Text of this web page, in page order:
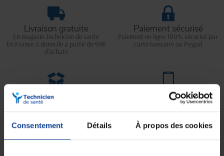
Consentement Détails À propos des cookies
Livraison gratuite
En magasin Technicien de santé
En France à domicile à partir de 99€
d'achats
Paiement sécurisé
Paiement en ligne 100% sécurisé par
carte bancaire ou Paypal
Expédition
soignée et discrète
Service client
Lundi au jeudi : 9h à 12h30 - 13h30 à
18h
Le vendredi jusqu'à 17h